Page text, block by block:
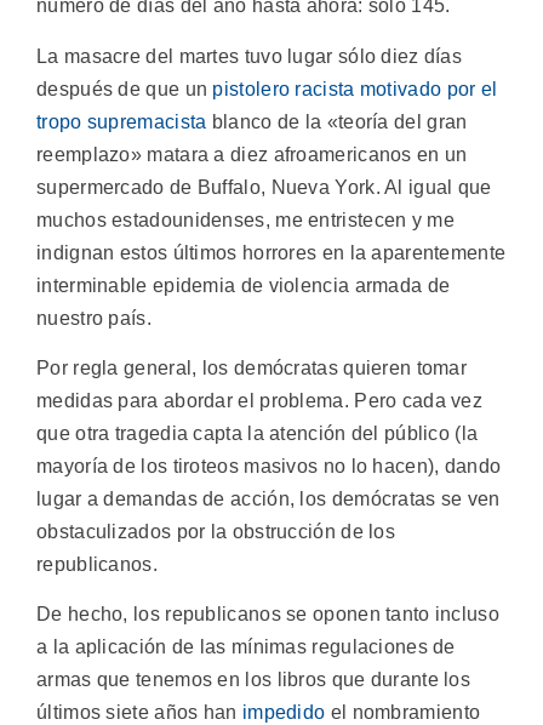
número de días del año hasta ahora: solo 145.
La masacre del martes tuvo lugar sólo diez días
después de que un pistolero racista motivado por el
tropo supremacista blanco de la «teoría del gran
reemplazo» matara a diez afroamericanos en un
supermercado de Buffalo, Nueva York. Al igual que
muchos estadounidenses, me entristecen y me
indignan estos últimos horrores en la aparentemente
interminable epidemia de violencia armada de
nuestro país.
Por regla general, los demócratas quieren tomar
medidas para abordar el problema. Pero cada vez
que otra tragedia capta la atención del público (la
mayoría de los tiroteos masivos no lo hacen), dando
lugar a demandas de acción, los demócratas se ven
obstaculizados por la obstrucción de los
republicanos.
De hecho, los republicanos se oponen tanto incluso
a la aplicación de las mínimas regulaciones de
armas que tenemos en los libros que durante los
últimos siete años han impedido el nombramiento